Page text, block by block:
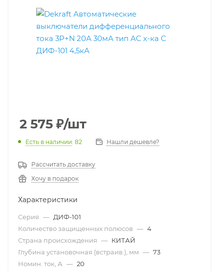
2 575 ₽/шт
Есть в наличии: 82 Нашли дешевле?
Рассчитать доставку
Хочу в подарок
Характеристики
Серия — ДИФ-101
Количество защищенных полюсов — 4
Страна происхождения — КИТАЙ
Глубина установочная (встраив.), мм — 73
Номин. ток, А — 20